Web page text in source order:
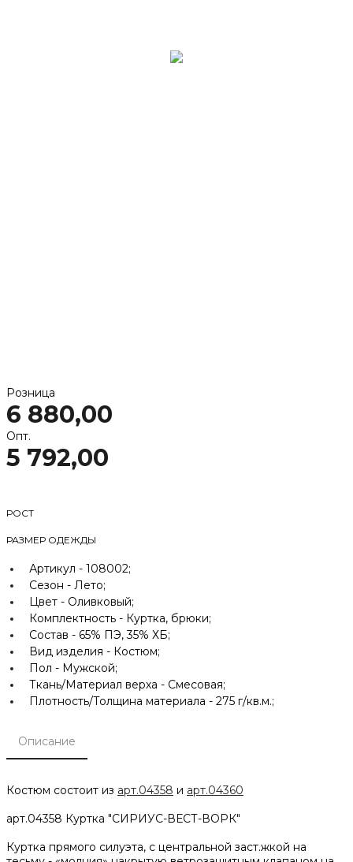
Розница
6 880,00
Опт.
5 792,00
РОСТ
РАЗМЕР ОДЕЖДЫ
Артикул - 108002;
Сезон - Лето;
Цвет - Оливковый;
Комплектность - Куртка, брюки;
Состав - 65% ПЭ, 35% ХБ;
Вид изделия - Костюм;
Пол - Мужской;
Ткань/Материал верха - Смесовая;
Плотность/Толщина материала - 275 г/кв.м.;
Описание
Костюм состоит из арт.04358 и арт.04360
арт.04358 Куртка "СИРИУС-ВЕСТ-ВОРК"
Куртка прямого силуэта, с центральной заст.жкой на